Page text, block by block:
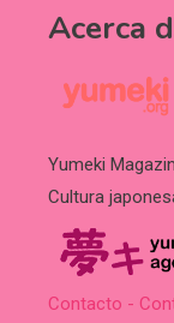
Acerca
Yumeki
Cultura
Contacto -